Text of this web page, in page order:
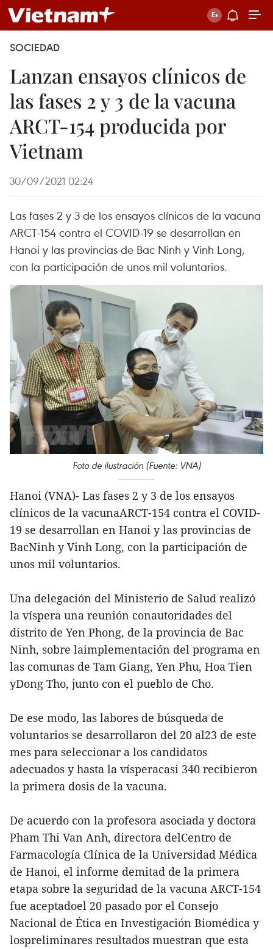
SOCIEDAD
Lanzan ensayos clínicos de
las fases 2 y 3 de la vacuna
ARCT-154 producida por
Vietnam
30/09/2021 02:24
Las fases 2 y 3 de los ensayos clínicos de la vacuna
ARCT-154 contra el COVID-19 se desarrollan en
Hanoi y las provincias de Bac Ninh y Vinh Long,
con la participación de unos mil voluntarios.
Foto de ilustración (Fuente: VNA)
Hanoi (VNA)- Las fases 2 y 3 de los ensayos
clínicos de la vacunaARCT-154 contra el COVID-
19 se desarrollan en Hanoi y las provincias de
BacNinh y Vinh Long, con la participación de
unos mil voluntarios.
Una delegación del Ministerio de Salud realizó
la víspera una reunión conautoridades del
distrito de Yen Phong, de la provincia de Bac
Ninh, sobre laimplementación del programa en
las comunas de Tam Giang, Yen Phu, Hoa Tien
yDong Tho, junto con el pueblo de Cho.
De ese modo, las labores de búsqueda de
voluntarios se desarrollaron del 20 al23 de este
mes para seleccionar a los candidatos
adecuados y hasta la vísperacasi 340 recibieron
la primera dosis de la vacuna.
De acuerdo con la profesora asociada y doctora
Pham Thi Van Anh, directora delCentro de
Farmacología Clínica de la Universidad Médica
de Hanoi, el informe demitad de la primera
etapa sobre la seguridad de la vacuna ARCT-154
fue aceptadoel 20 pasado por el Consejo
Nacional de Ética en Investigación Biomédica y
lospreliminares resultados muestran que esta